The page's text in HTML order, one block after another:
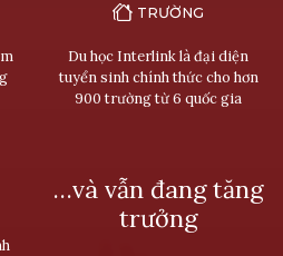
TRƯỜNG
Du học Interlink là đại diện
tuyển sinh chính thức cho hơn
900 trường từ 6 quốc gia
…và vẫn đang tăng
trưởng